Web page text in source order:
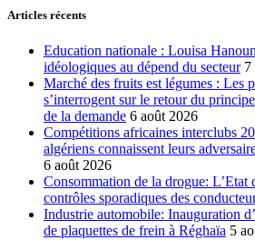
Articles récents
Education nationale : Louisa
idéologiques au dépend du secteur 7
Marché des fruits est légumes : Les
s’interrogent sur le retour du
de la demande 6 août 2026
Compétitions africaines interclubs
algériens connaissent leurs
6 août 2026
Consommation de la drogue: L’Etat
contrôles sporadiques des
Industrie automobile: Inauguration
de plaquettes de frein à Réghaïa 5